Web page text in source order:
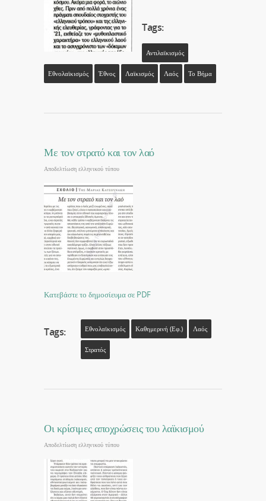
Tags:
Αντιλαϊκισμός
Εθνολαϊκισμός Έθνος Λαϊκισμός Λαός Το Βήμα
Με τον στρατό και τον λαό
Αποδελτίωση ελληνικού τύπου
Κατεβάστε το δημοσίευμα σε PDF
Tags: Εθνολαϊκισμός Καθημερινή (εφ.) Λαός
Στρατός
Οι κρίσιμες αποχρώσεις του λαϊκισμού
Αποδελτίωση ελληνικού τύπου